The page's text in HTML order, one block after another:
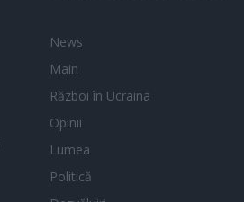
News
Main
Război în Ucraina
Opinii
Lumea
Politică